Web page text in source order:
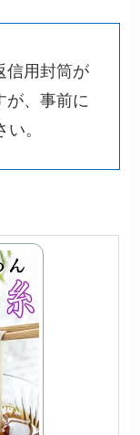
信用封筒が
が、事前に
。